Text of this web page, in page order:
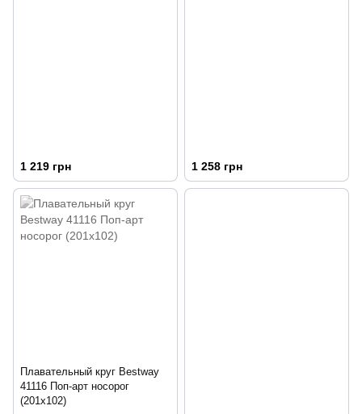
1 219 грн 1 258 грн
Плавательный круг Bestway
41116 Поп-арт носорог
(201х102)